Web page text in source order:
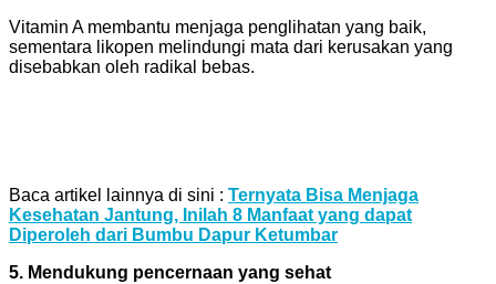
Vitamin A membantu menjaga penglihatan yang baik,
sementara likopen melindungi mata dari kerusakan yang
disebabkan oleh radikal bebas.
Baca artikel lainnya di sini : Ternyata Bisa Menjaga
Kesehatan Jantung, Inilah 8 Manfaat yang dapat
Diperoleh dari Bumbu Dapur Ketumbar
5. Mendukung pencernaan yang sehat